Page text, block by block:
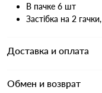
В пачке 6 шт
Застібка на 2 гачки,
Доставка и оплата
Обмен и возврат